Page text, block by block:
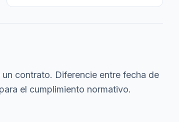
contrato. Diferencie entre fecha de
el cumplimiento normativo.